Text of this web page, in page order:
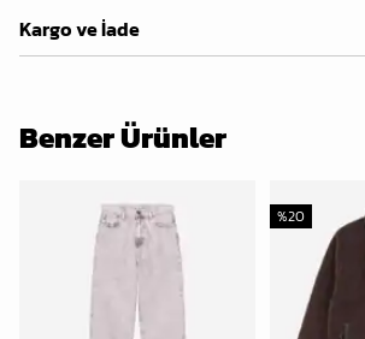
Kargo ve İade
Benzer Ürünler
%20